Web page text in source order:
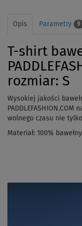
Opis Parametry 9
T-shirt
rozmiar: S
Wysokiej jakości
wolnego czasu nie
Materiał: 100%